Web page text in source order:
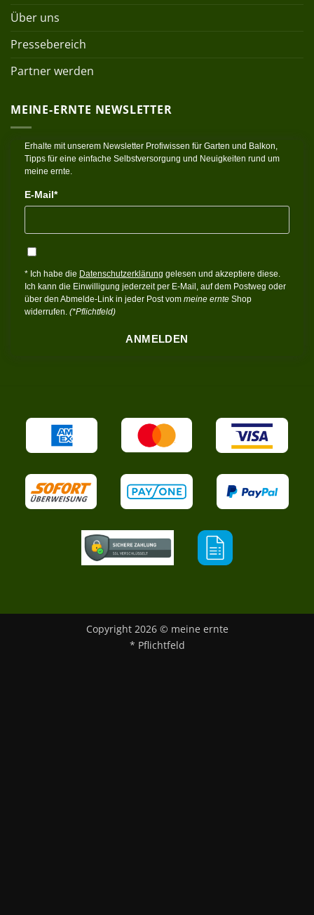
Über uns
Pressebereich
Partner werden
MEINE-ERNTE NEWSLETTER
Erhalte mit unserem Newsletter Profiwissen für Garten und Balkon,
Tipps für eine einfache Selbstversorgung und Neuigkeiten rund um
meine ernte.
E-Mail*
* Ich habe die Datenschutzerklärung gelesen und akzeptiere diese.
Ich kann die Einwilligung jederzeit per E-Mail, auf dem Postweg oder
über den Abmelde-Link in jeder Post vom meine ernte Shop
widerrufen. (*Pflichtfeld)
ANMELDEN
Copyright 2026 © meine ernte
* Pflichtfeld